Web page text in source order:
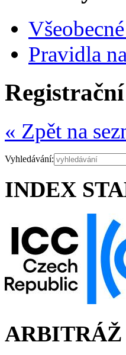
Pravidla
« Zpět na
Vyhledávání:
INDEX
ARBITRÁŽ